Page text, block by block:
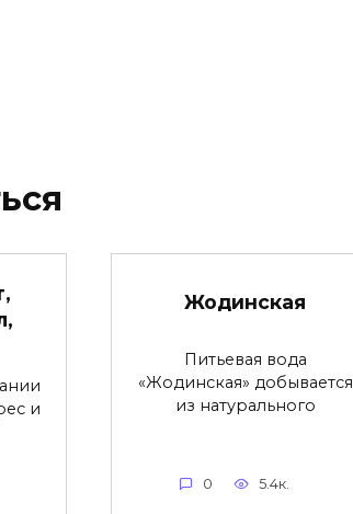
и
Жодинская
Питьевая вода
«Жодинская» добывается
из натурального
0 5.4к.